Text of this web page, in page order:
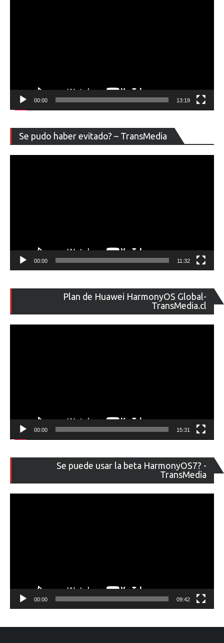
00:00 13:19
Se pudo haber evitado? – TransMedia
de
00:00 11:32
Plan de Huawei HarmonyOS Global-
TransMedia.cl
de
00:00 15:31
Se puede usar la beta HarmonyOS7? -
TransMedia
de
00:00 09:42